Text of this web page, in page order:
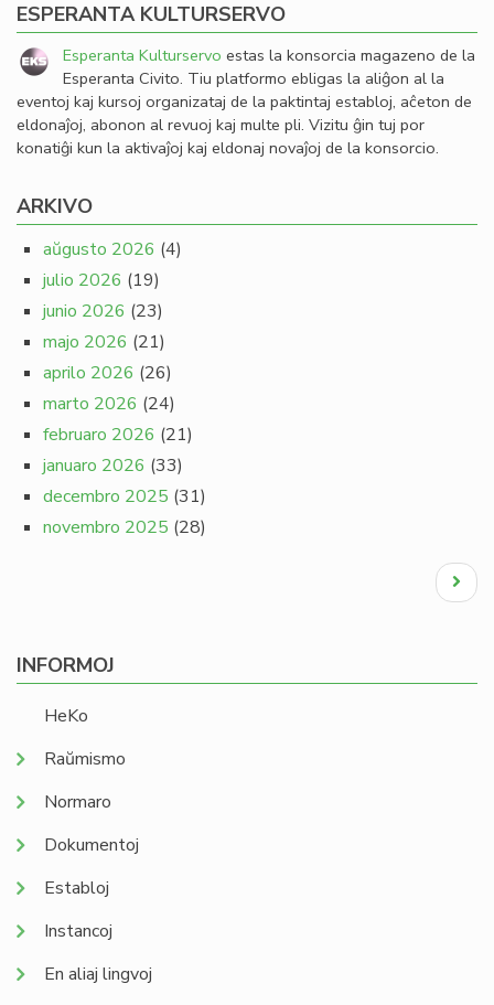
ESPERANTA KULTURSERVO
Esperanta Kulturservo estas la konsorcia magazeno de la
Esperanta Civito. Tiu platformo ebligas la aliĝon al la
eventoj kaj kursoj organizataj de la paktintaj establoj, aĉeton de
eldonaĵoj, abonon al revuoj kaj multe pli. Vizitu ĝin tuj por
konatiĝi kun la aktivaĵoj kaj eldonaj novaĵoj de la konsorcio.
ARKIVO
aŭgusto 2026 (4)
julio 2026 (19)
junio 2026 (23)
majo 2026 (21)
aprilo 2026 (26)
marto 2026 (24)
februaro 2026 (21)
januaro 2026 (33)
decembro 2025 (31)
novembro 2025 (28)
Next
page
INFORMOJ
HeKo
Raŭmismo
Normaro
Dokumentoj
Establoj
Instancoj
En aliaj lingvoj